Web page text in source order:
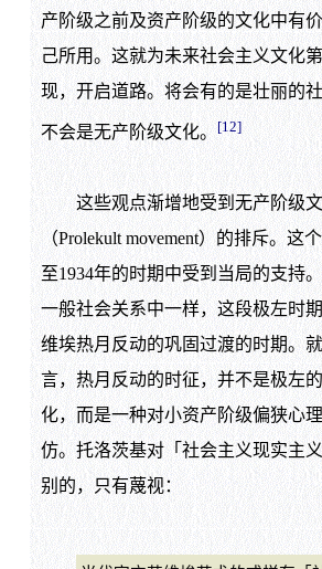
产阶级之前及资产阶级的文化中有
己所用。这就为未来社会主义文化
现，开启道路。将会有的是壮丽的社
不会是无产阶级文化。 [12]
这些观点渐增地受到无产阶级
（Prolekult movement）的排斥。这
至1934年的时期中受到当局的支持
一般社会关系中一样，这段极左时
维埃热月反动的巩固过渡的时期。
言，热月反动的时征，并不是极左
化，而是一种对小资产阶级偏狭心
仿。托洛茨基对「社会主义现实主
别的，只有蔑视：